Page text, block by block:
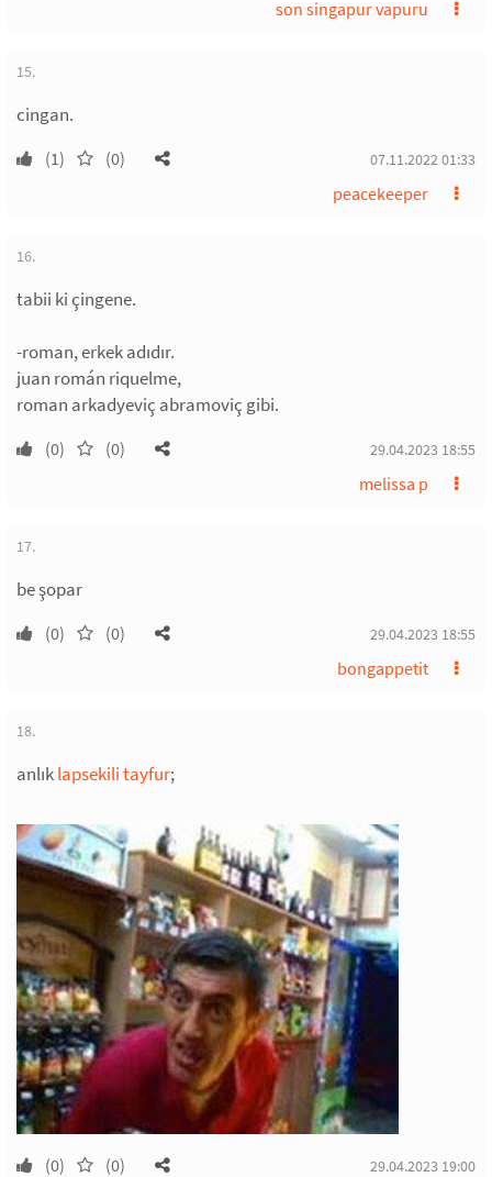
son singapur vapuru
15.
cingan.
(1) (0) 07.11.2022 01:33
peacekeeper
16.
tabii ki çingene.
-roman, erkek adıdır.
juan román riquelme,
roman arkadyeviç abramoviç gibi.
(0) (0) 29.04.2023 18:55
melissa p
17.
be şopar
(0) (0) 29.04.2023 18:55
bongappetit
18.
anlıklapsekili tayfur;
(0) (0) 29.04.2023 19:00